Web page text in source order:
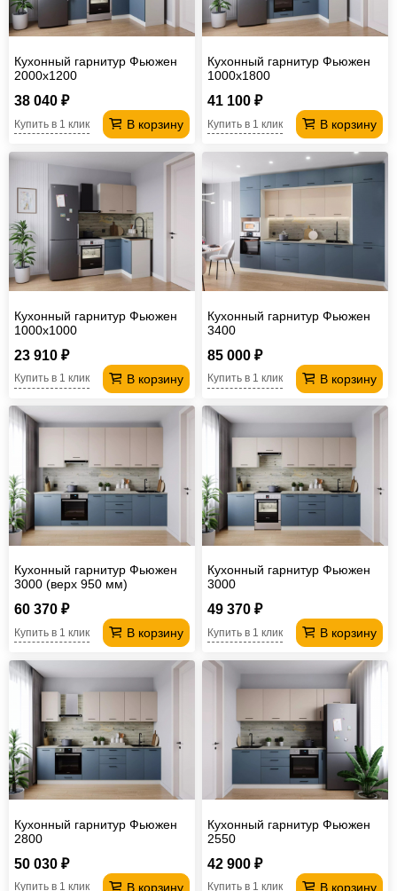
Кухонный гарнитур Фьюжен
2000х1200
38 040 ₽
В корзину
Купить в 1 клик
Кухонный гарнитур Фьюжен
1000х1800
41 100 ₽
В корзину
Купить в 1 клик
Кухонный гарнитур Фьюжен
1000х1000
23 910 ₽
В корзину
Купить в 1 клик
Кухонный гарнитур Фьюжен
3400
85 000 ₽
В корзину
Купить в 1 клик
Кухонный гарнитур Фьюжен
3000 (верх 950 мм)
60 370 ₽
В корзину
Купить в 1 клик
Кухонный гарнитур Фьюжен
3000
49 370 ₽
В корзину
Купить в 1 клик
Кухонный гарнитур Фьюжен
2800
50 030 ₽
В корзину
Купить в 1 клик
Кухонный гарнитур Фьюжен
2550
42 900 ₽
В корзину
Купить в 1 клик